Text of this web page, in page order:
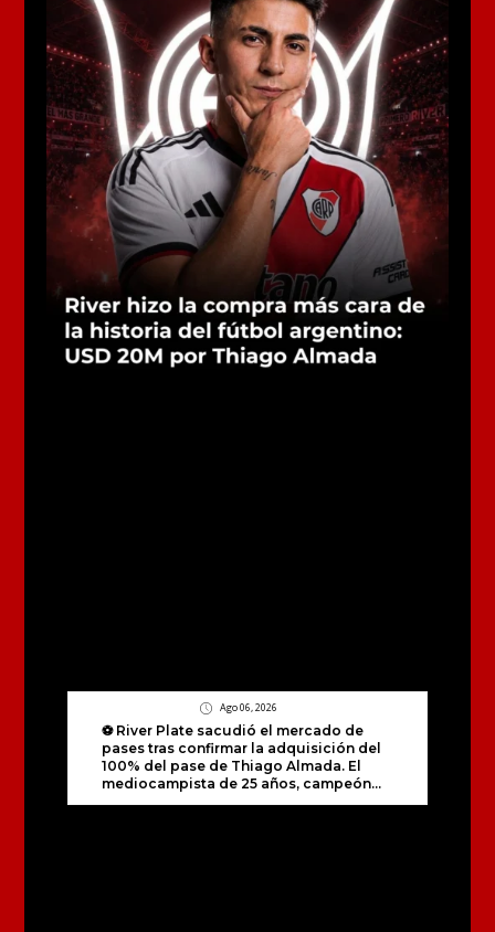
Ago 06, 2026
⚽️ River Plate sacudió el mercado de
pases tras confirmar la adquisición del
100% del pase de Thiago Almada. El
mediocampista de 25 años, campeón...